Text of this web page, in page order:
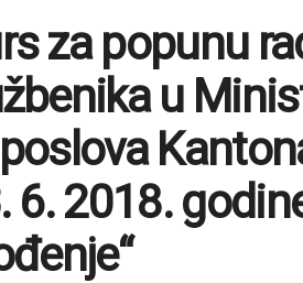
za popunu
u
6. 2018.